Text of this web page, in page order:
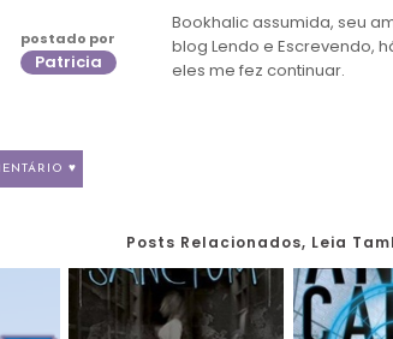
postado por
Patricia
Bookhalic assumida, seu
blog Lendo e Escrevendo,
eles me fez continuar.
♥
Posts Relacionados, Leia